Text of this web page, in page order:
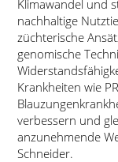
Klimawandel und
nachhaltige
züchterische
genomische
Krankheiten wie
verbessern und
anzunehmende
Schneider.